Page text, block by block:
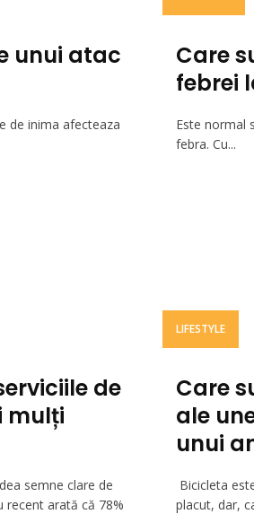
unui atac
de inima afecteaza
Care
febrei
Este normal
febra. Cu...
de
mulți
semne clare de
recent arată că 78%
LIFESTYLE
Care
ale
unui
Bicicleta
placut, dar,